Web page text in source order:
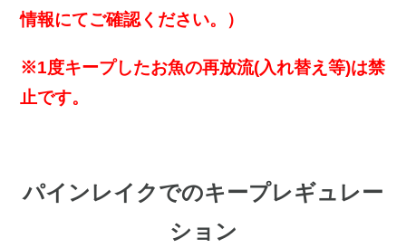
情報にてご確認ください。）
※1度キープしたお魚の再放流(入れ替え等)は禁
止です。
パインレイクでのキープレギュレー
ション